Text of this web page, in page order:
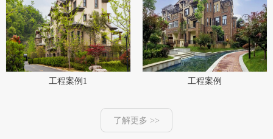
工程案例1 工程案例
了解更多 >>